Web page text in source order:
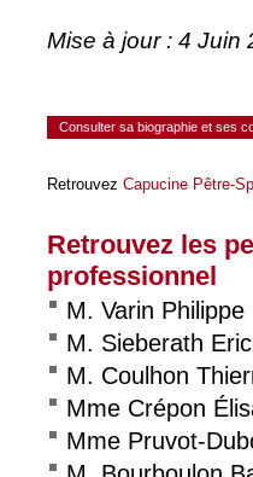
Mise à jour : 4 Juin
Consulter sa biographie et ses
Retrouvez Capucine Pêtre-
Retrouvez les
professionnel
M. Varin Philippe
M. Sieberath Eric
M. Coulhon
Mme Crépon
Mme Pruvot-